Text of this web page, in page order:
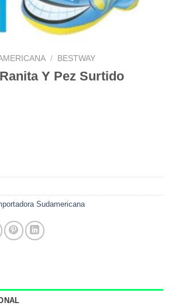
/ BESTWAY
Y Pez Surtido
Sudamericana